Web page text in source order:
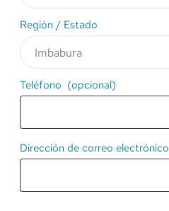
Región / Estado
Imbabura
Teléfono (opcional)
Dirección de correo electrónico